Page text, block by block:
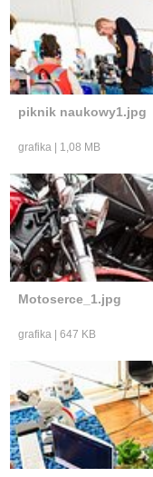
piknik naukowy1.jpg
grafika | 1,08 MB
Motoserce_1.jpg
grafika | 647 KB